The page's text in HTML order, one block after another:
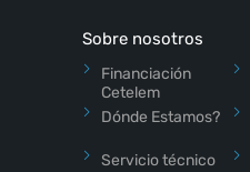
Sobre nosotros
Financiación
Cetelem
Dónde Estamos?
Servicio técnico